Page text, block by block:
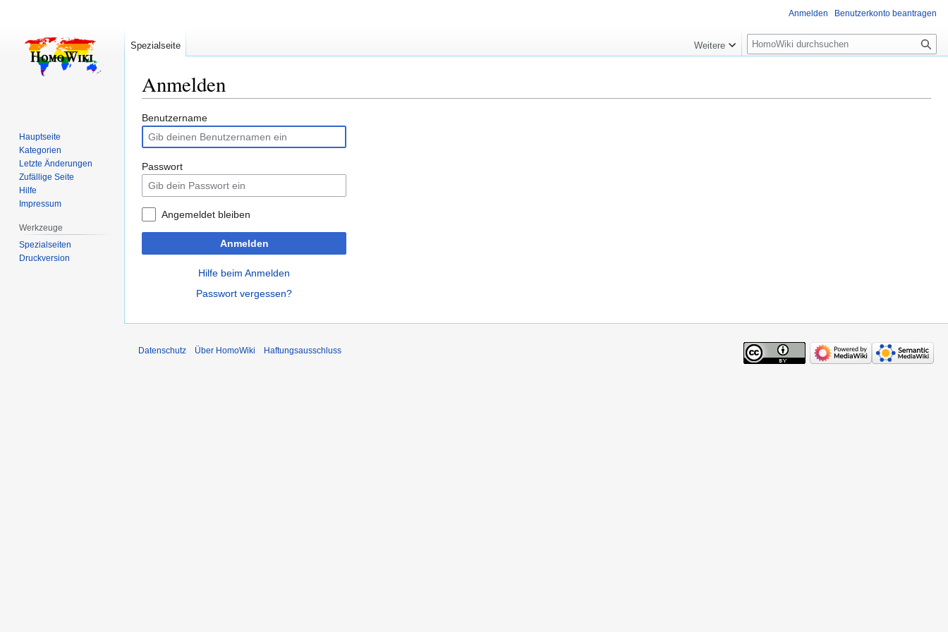
Anmelden
Zur
Navigation
springen
Zur
Suche
springen
Benutzername
Passwort
Angemeldet bleiben
Anmelden
Hilfe beim Anmelden
Passwort vergessen?
Anmelden Benutzerkonto beantragen
Spezialseite Weitere
Suche
Hauptseite
Kategorien
Letzte Änderungen
Zufällige Seite
Hilfe
Impressum
Werkzeuge
Spezialseiten
Druckversion
Datenschutz Über HomoWiki Haftungsausschluss